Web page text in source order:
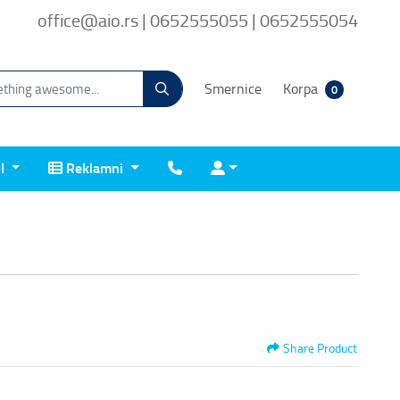
office@aio.rs | 0652555055 | 0652555054
Smernice Korpa 0
Reklamni
Reklamni KontaktPrijava
Share Product